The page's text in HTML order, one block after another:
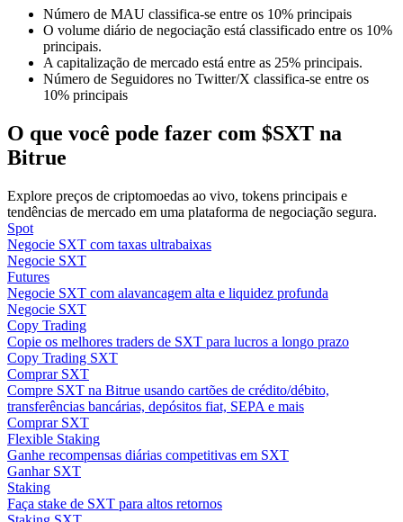
Guia
Guia para iniciantes em futuros
Estratégias de negociação
Aprenda como se manter lucrativo
Ganhar
Número de MAU classifica-se entre os 10% principais
O volume diário de negociação está classificado entre os 10%
principais.
A capitalização de mercado está entre as 25% principais.
Número de Seguidores no Twitter/X classifica-se entre os
10% principais
O que você pode fazer com $SXT na
Bitrue
Explore preços de criptomoedas ao vivo, tokens principais e
tendências de mercado em uma plataforma de negociação segura.
Spot
Negocie SXT com taxas ultrabaixas
Negocie SXT
Futures
Negocie SXT com alavancagem alta e liquidez profunda
Negocie SXT
Copy Trading
Copie os melhores traders de SXT para lucros a longo prazo
Copy Trading SXT
Comprar SXT
Compre SXT na Bitrue usando cartões de crédito/débito,
transferências bancárias, depósitos fiat, SEPA e mais
Comprar SXT
Flexible Staking
Ganhe recompensas diárias competitivas em SXT
Ganhar SXT
Staking
Faça stake de SXT para altos retornos